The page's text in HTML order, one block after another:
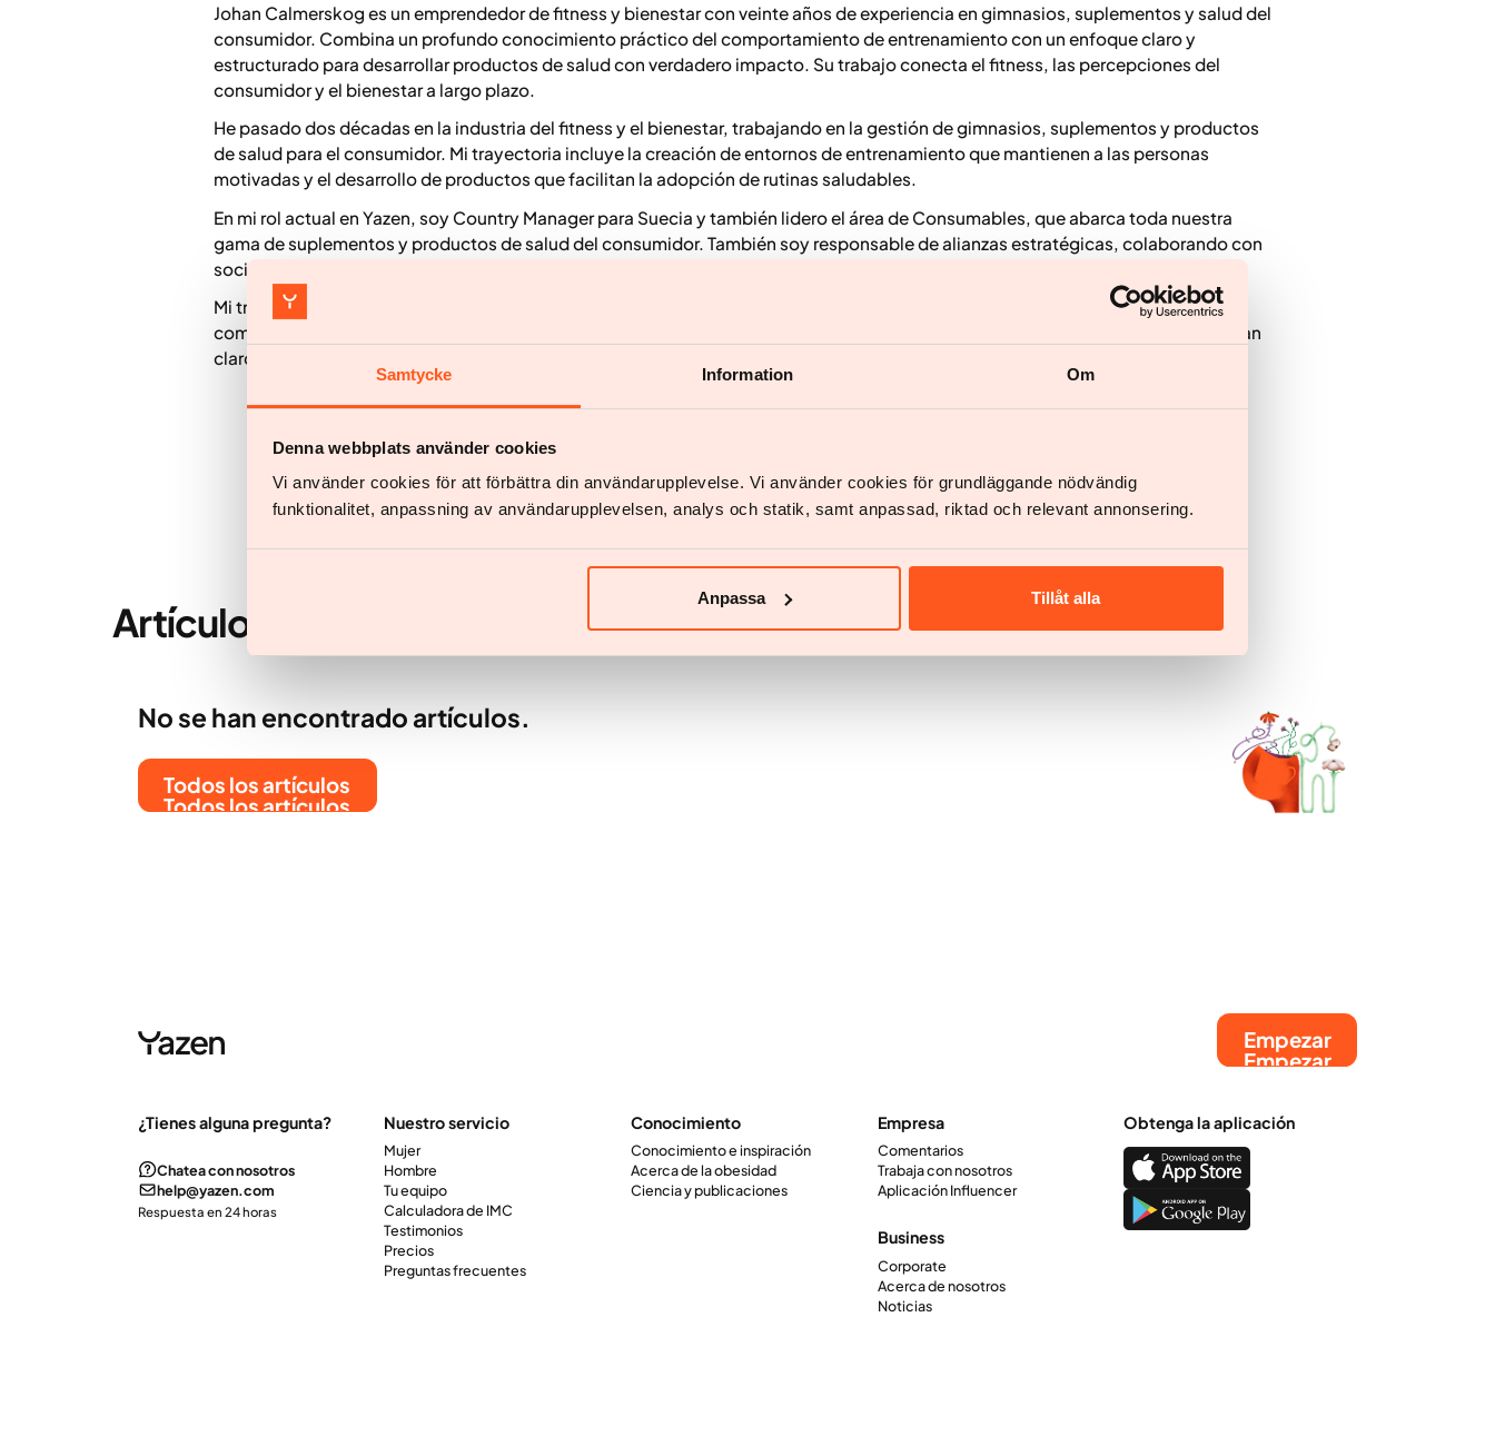
Samtycke Information Om
Denna webbplats använder cookies
Vi använder cookies för att förbättra din användarupplevelse. Vi använder cookies för grundläggande nödvändig
funktionalitet, anpassning av användarupplevelsen, analys och statik, samt anpassad, riktad och relevant annonsering.
Anpassa Tillåt alla
Johan Calmerskog es un emprendedor de fitness y bienestar con veinte años de experiencia en gimnasios, suplementos y salud del
consumidor. Combina un profundo conocimiento práctico del comportamiento de entrenamiento con un enfoque claro y
estructurado para desarrollar productos de salud con verdadero impacto. Su trabajo conecta el fitness, las percepciones del
consumidor y el bienestar a largo plazo.
He pasado dos décadas en la industria del fitness y el bienestar, trabajando en la gestión de gimnasios, suplementos y productos
de salud para el consumidor. Mi trayectoria incluye la creación de entornos de entrenamiento que mantienen a las personas
motivadas y el desarrollo de productos que facilitan la adopción de rutinas saludables.
En mi rol actual en Yazen, soy Country Manager para Suecia y también lidero el área de Consumables, que abarca toda nuestra
gama de suplementos y productos de salud del consumidor. También soy responsable de alianzas estratégicas, colaborando con
socios externos para fortalecer nuestra oferta y expandir nuestra presencia en Europa.
Mi trabajo se centra en conectar conocimientos reales del entrenamiento y el bienestar con el desarrollo de productos, el
comportamiento del consumidor y la construcción de hábitos a largo plazo. Mi objetivo es hacer que los conceptos de salud sean
claros y aplicables, y crear productos y alianzas que realmente ayuden a las personas a mantener un bienestar sostenible.
Artículos de Johan Calmerskog
No se han encontrado artículos.
Todos los artículos
Todos los artículos
Empezar
Empezar
¿Tienes alguna pregunta?
Chatea con nosotros
help@yazen.com
Respuesta en 24 horas
Nuestro servicio
Mujer
Hombre
Tu equipo
Calculadora de IMC
Testimonios
Precios
Preguntas frecuentes
Conocimiento
Conocimiento e inspiración
Acerca de la obesidad
Ciencia y publicaciones
Empresa
Comentarios
Trabaja con nosotros
Aplicación Influencer
Business
Corporate
Acerca de nosotros
Noticias
Obtenga la aplicación